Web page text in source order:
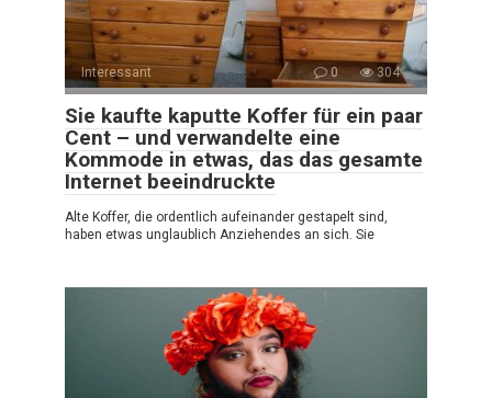
Interessant 0 304
Sie kaufte kaputte Koffer für ein paar
Cent – und verwandelte eine
Kommode in etwas, das das gesamte
Internet beeindruckte
Alte Koffer, die ordentlich aufeinander gestapelt sind,
haben etwas unglaublich Anziehendes an sich. Sie